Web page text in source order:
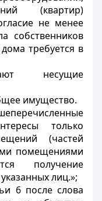
(квартир)
не менее
собственников
требуется в
несущие
имущество.
только
(частей
помещениями
получение
лиц.»;
6 после слова